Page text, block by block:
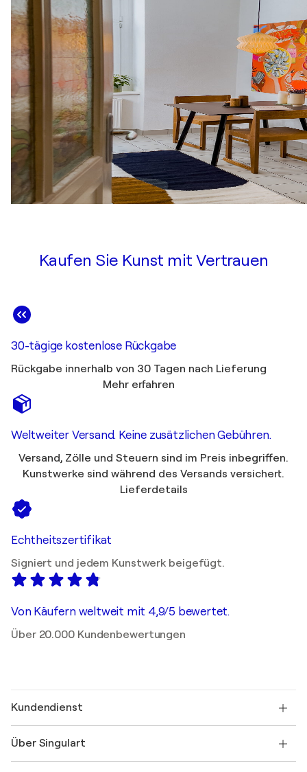
Kaufen Sie Kunst mit Vertrauen
30-tägige kostenlose Rückgabe
Rückgabe innerhalb von 30 Tagen nach Lieferung
Mehr erfahren
Weltweiter Versand. Keine zusätzlichen Gebühren.
Versand, Zölle und Steuern sind im Preis inbegriffen.
Kunstwerke sind während des Versands versichert.
Lieferdetails
Echtheitszertifikat
Signiert und jedem Kunstwerk beigefügt.
Von Käufern weltweit mit 4,9/5 bewertet.
Über 20.000 Kundenbewertungen
Kundendienst
Versand
Über Singulart